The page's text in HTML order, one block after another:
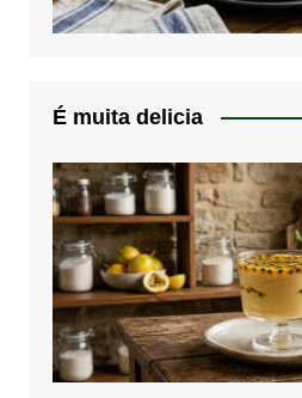
É muita delicia